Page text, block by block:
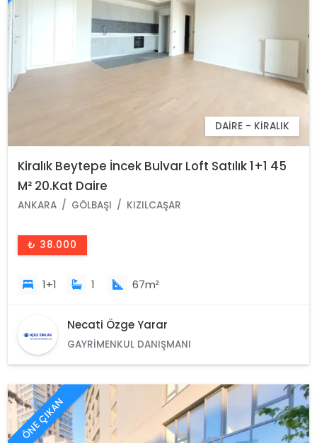
DAIRE - KIRALIK
Kiralık Beytepe İncek Bulvar Loft Satılık 1+1 45
M² 20.Kat Daire
ANKARA GÖLBAŞI KIZILCAŞAR
₺ 38.000
1+1 1 67m²
Necati Özge Yarar
GAYRIMENKUL DANIŞMANI
ÖNE ÇIKAN